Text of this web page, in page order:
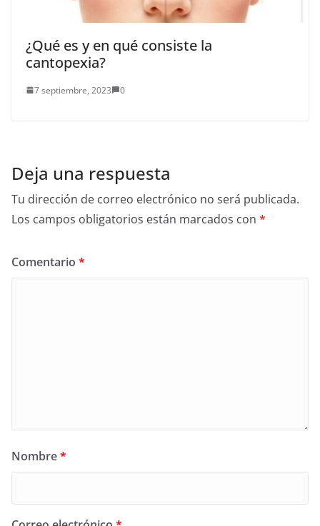
¿Qué es y en qué consiste la
cantopexia?
7 septiembre, 2023 0
Deja una respuesta
Tu dirección de correo electrónico no será publicada.
Los campos obligatorios están marcados con *
Comentario *
Nombre*